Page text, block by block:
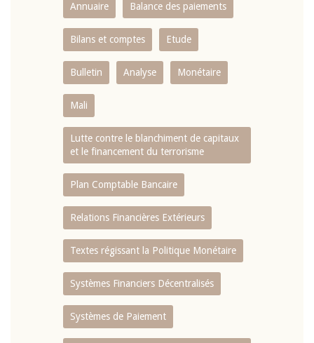
Annuaire Balance des paiements
Bilans et comptes Etude
Bulletin Analyse Monétaire
Mali
Lutte contre le blanchiment de capitaux
et le financement du terrorisme
Plan Comptable Bancaire
Relations Financières Extérieurs
Textes régissant la Politique Monétaire
Systèmes Financiers Décentralisés
Systèmes de Paiement